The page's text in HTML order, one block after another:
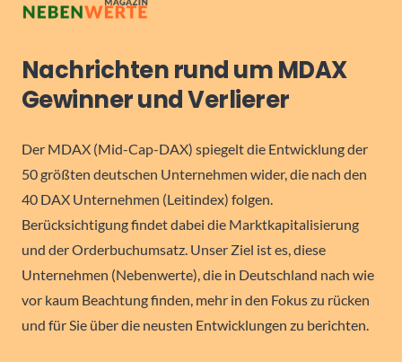
Nachrichten rund um MDAX
Gewinner und Verlierer
Der MDAX (Mid-Cap-DAX) spiegelt die Entwicklung der
50 größten deutschen Unternehmen wider, die nach den
40 DAX Unternehmen (Leitindex) folgen.
Berücksichtigung findet dabei die Marktkapitalisierung
und der Orderbuchumsatz. Unser Ziel ist es, diese
Unternehmen (Nebenwerte), die in Deutschland nach wie
vor kaum Beachtung finden, mehr in den Fokus zu rücken
und für Sie über die neusten Entwicklungen zu berichten.